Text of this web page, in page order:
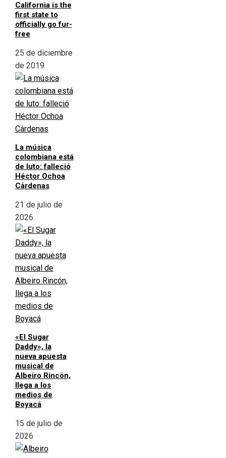
California is the
first state to
officially go fur-
free
25 de diciembre
de 2019
La música
colombiana está
de luto: falleció
Héctor Ochoa
Cárdenas
21 de julio de
2026
«El Sugar
Daddy», la
nueva apuesta
musical de
Albeiro Rincón,
llega a los
medios de
Boyacá
15 de julio de
2026